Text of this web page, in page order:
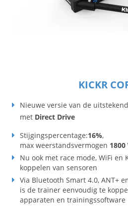
KICKR
Nieuwe versie van de
met Direct Drive
Stijgingspercentage:16%,
max weerstandsvermogen
Nu ook met race mode, WiFi en
koppelen van sensoren
Via Bluetooth Smart 4.0, ANT+
is de trainer eenvoudig te
apparaten en trainingssoftware